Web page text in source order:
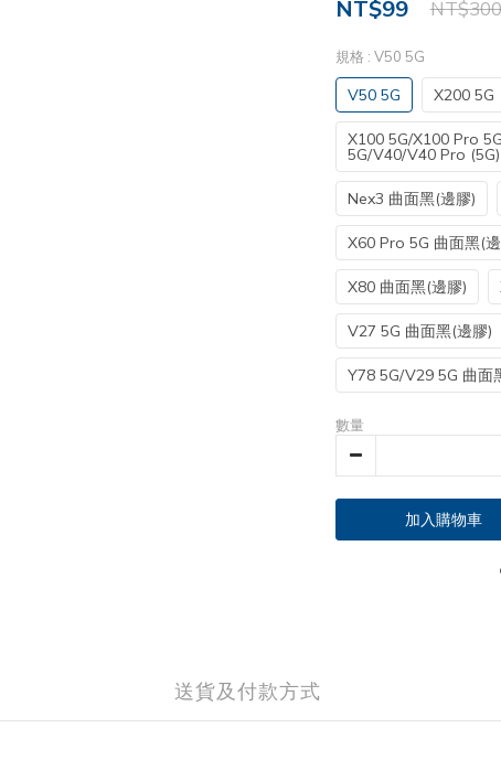
NT$99 NT$300
規格 : V50 5G
V50 5G X200 5G
X100 5G/X100 Pro
5G/V40/V40 Pro
Nex3 曲面黑(邊膠)
X60 Pro 5G 曲面黑(
X80 曲面黑(邊膠)
V27 5G 曲面黑(邊膠)
Y78 5G/V29 5G 曲面
數量
加入購物車
送貨及付款方式